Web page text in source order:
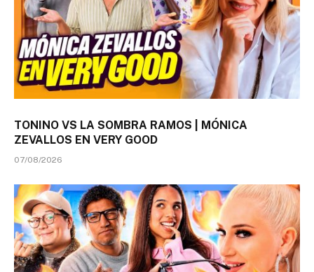
TONINO VS LA SOMBRA RAMOS | MÓNICA
ZEVALLOS EN VERY GOOD
07/08/2026